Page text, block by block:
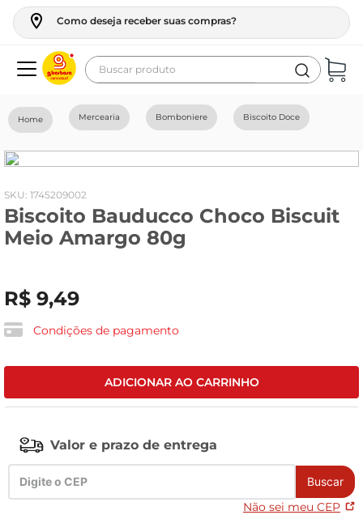
Como deseja receber suas compras?
Buscar produto
Mercearia Bomboniere Biscoito Doce
: 1745209002
Biscoito Bauducco Choco Biscuit
Meio Amargo 80g
R$ 9,49
Condições de pagamento
ADICIONAR AO CARRINHO
Valor e prazo de entrega
Buscar
Não sei meu CEP
geladeira
fogao
café
cerveja
leite
vinho